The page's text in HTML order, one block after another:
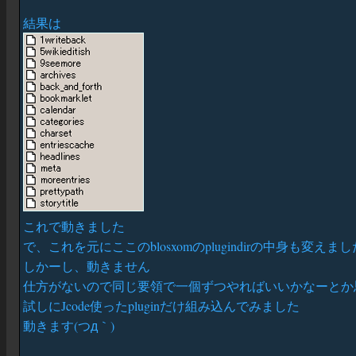
結果は
これで動きました
で、これを元にここのblosxomのplugindirの中身も変えまし
しかーし、動きません
仕方がないので同じ要領で一個ずつやればいいかなーと
試しにJcode使ったpluginだけ組み込んでみました
動きます(つд｀)